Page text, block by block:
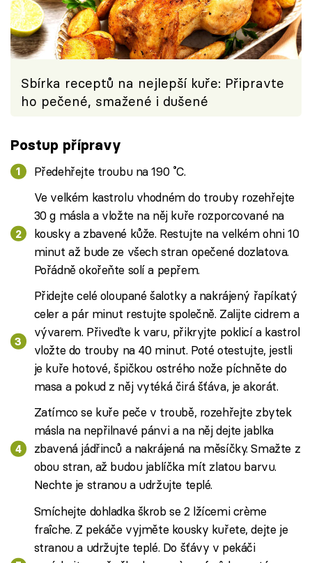
Sbírka receptů na nejlepší kuře: Připravte
ho pečené, smažené i dušené
Postup přípravy
Předehřejte troubu na 190 ˚C.
Ve velkém kastrolu vhodném do trouby rozehřejte
30 g másla a vložte na něj kuře rozporcované na
kousky a zbavené kůže. Restujte na velkém ohni 10
minut až bude ze všech stran opečené dozlatova.
Pořádně okořeňte solí a pepřem.
Přidejte celé oloupané šalotky a nakrájený řapíkatý
celer a pár minut restujte společně. Zalijte cidrem a
vývarem. Přiveďte k varu, přikryjte poklicí a kastrol
vložte do trouby na 40 minut. Poté otestujte, jestli
je kuře hotové, špičkou ostrého nože píchněte do
masa a pokud z něj vytéká čirá šťáva, je akorát.
Zatímco se kuře peče v troubě, rozehřejte zbytek
másla na nepřilnavé pánvi a na něj dejte jablka
zbavená jádřinců a nakrájená na měsíčky. Smažte z
obou stran, až budou jablíčka mít zlatou barvu.
Nechte je stranou a udržujte teplé.
Smíchejte dohladka škrob se 2 lžícemi crème
fraîche. Z pekáče vyjměte kousky kuřete, dejte je
stranou a udržujte teplé. Do šťávy v pekáči